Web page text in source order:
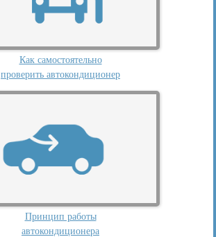
Как самостоятельно
проверить автокондиционер
Принцип работы
автокондиционера